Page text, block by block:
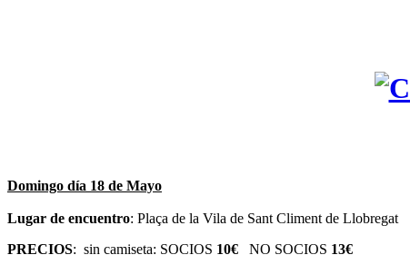
Domingo día 18 de Mayo
Lugar de encuentro: Plaça de la Vila de Sant Climent de Llobregat
PRECIOS: sin camiseta: SOCIOS 10€ NO SOCIOS 13€